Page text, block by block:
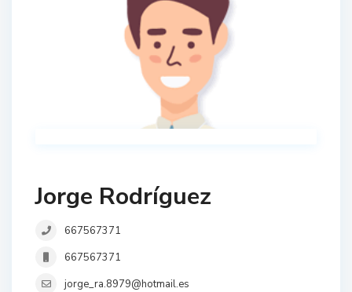
Jorge Rodríguez
667567371
667567371
jorge_ra.8979@hotmail.es